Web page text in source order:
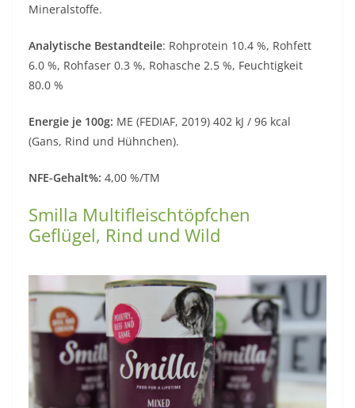
Mineralstoffe.
Analytische Bestandteile: Rohprotein 10.4 %, Rohfett
6.0 %, Rohfaser 0.3 %, Rohasche 2.5 %, Feuchtigkeit
80.0 %
Energie je 100g: ME (FEDIAF, 2019) 402 kJ / 96 kcal
(Gans, Rind und Hühnchen).
NFE-Gehalt%: 4,00 %/TM
Smilla Multifleischtöpfchen
Geflügel, Rind und Wild